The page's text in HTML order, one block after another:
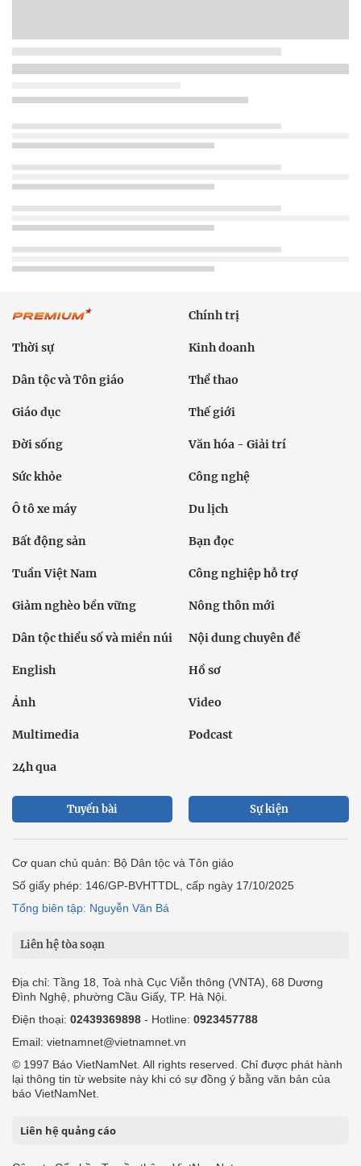
Chính trị
Thời sự Kinh doanh
Dân tộc và Tôn giáo Thể thao
Giáo dục Thế giới
Đời sống Văn hóa - Giải trí
Sức khỏe Công nghệ
Ô tô xe máy Du lịch
Bất động sản Bạn đọc
Tuần Việt Nam Công nghiệp hỗ trợ
Giảm nghèo bền vững Nông thôn mới
Dân tộc thiểu số và miền núi Nội dung chuyên đề
English Hồ sơ
Ảnh Video
Multimedia Podcast
24h qua
Tuyến bài Sự kiện
Cơ quan chủ quản: Bộ Dân tộc và Tôn giáo
Số giấy phép: 146/GP-BVHTTDL, cấp ngày 17/10/2025
Tổng biên tập: Nguyễn Văn Bá
Liên hệ tòa soạn
Địa chỉ: Tầng 18, Toà nhà Cục Viễn thông (VNTA), 68 Dương
Đình Nghệ, phường Cầu Giấy, TP. Hà Nội.
Điện thoại: 02439369898 - Hotline: 0923457788
Email: vietnamnet@vietnamnet.vn
© 1997 Báo VietNamNet. All rights reserved. Chỉ được phát hành
lại thông tin từ website này khi có sự đồng ý bằng văn bản của
báo VietNamNet.
Liên hệ quảng cáo